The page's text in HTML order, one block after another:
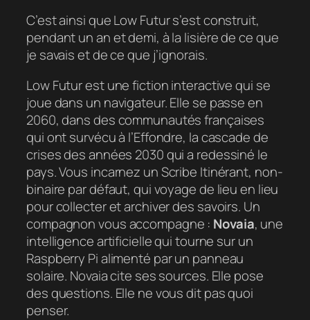
C’est ainsi que Low Futur s’est construit,
pendant un an et demi, à la lisière de ce que
je savais et de ce que j’ignorais.
Low Futur est une fiction interactive qui se
joue dans un navigateur. Elle se passe en
2060, dans des communautés françaises
qui ont survécu à l’Effondre, la cascade de
crises des années 2030 qui a redessiné le
pays. Vous incarnez un Scribe Itinérant, non-
binaire par défaut, qui voyage de lieu en lieu
pour collecter et archiver des savoirs. Un
compagnon vous accompagne : Novaia, une
intelligence artificielle qui tourne sur un
Raspberry Pi alimenté par un panneau
solaire. Novaia cite ses sources. Elle pose
des questions. Elle ne vous dit pas quoi
penser.